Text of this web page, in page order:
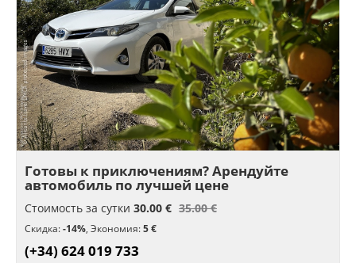
Готовы к приключениям? Арендуйте
автомобиль по лучшей цене
Стоимость за сутки 30.00 € 35.00 €
Скидка:-14%, Экономия:5 €
(+34) 624 019 733